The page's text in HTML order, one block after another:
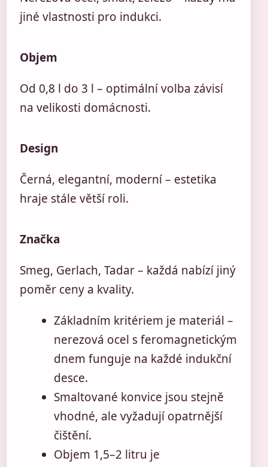
jiné vlastnosti pro indukci.
Objem
Od 0,8 l do 3 l – optimální volba závisí
na velikosti domácnosti.
Design
Černá, elegantní, moderní – estetika
hraje stále větší roli.
Značka
Smeg, Gerlach, Tadar – každá nabízí jiný
poměr ceny a kvality.
Základním kritériem je materiál –
nerezová ocel s feromagnetickým
dnem funguje na každé indukční
desce.
Smaltované konvice jsou stejně
vhodné, ale vyžadují opatrnější
čištění.
Objem 1,5–2 litru je